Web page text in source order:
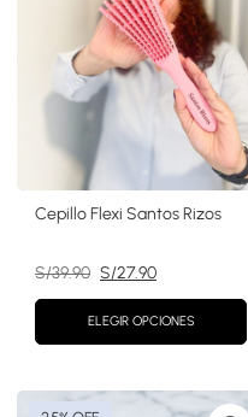
Cepillo Flexi Santos Rizos
S/39.90 El
precio
original
era:
S/27.90El
precio
actual
es:
ELEGIR OPCIONES